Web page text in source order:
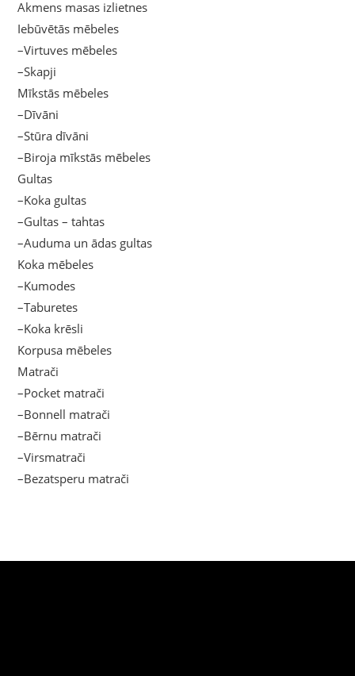
Akmens masas izlietnes
Iebūvētās mēbeles
–Virtuves mēbeles
–Skapji
Mīkstās mēbeles
–Dīvāni
–Stūra dīvāni
–Biroja mīkstās mēbeles
Gultas
–Koka gultas
–Gultas – tahtas
–Auduma un ādas gultas
Koka mēbeles
–Kumodes
–Taburetes
–Koka krēsli
Korpusa mēbeles
Matrači
–Pocket matrači
–Bonnell matrači
–Bērnu matrači
–Virsmatrači
–Bezatsperu matrači